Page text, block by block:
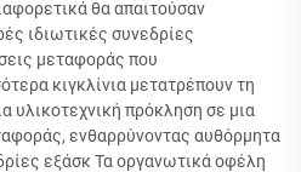
θα απαιτούσαν
ιδιωτικές συνεδρίες
μεταφοράς που
κιγκλίνια μετατρέπουν τη
υλικοτεχνική πρόκληση σε μια
ενθαρρύνοντας αυθόρμητα
εξάσκ Τα οργανωτικά οφέλη